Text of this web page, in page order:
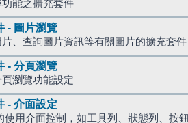
能之擴充套件
- 圖片瀏覽
、查詢圖片資訊等有關圖片的擴充套件
- 分頁瀏覽
瀏覽功能設定
- 介面設定
使用介面控制，如工具列、狀態列、按